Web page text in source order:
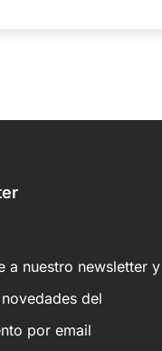
a nuestro newsletter y
del
por email